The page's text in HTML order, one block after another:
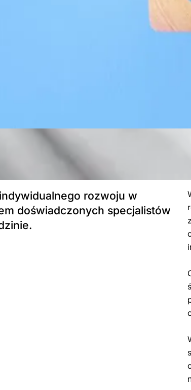
rozwoju w
doświadczonych specjalistów